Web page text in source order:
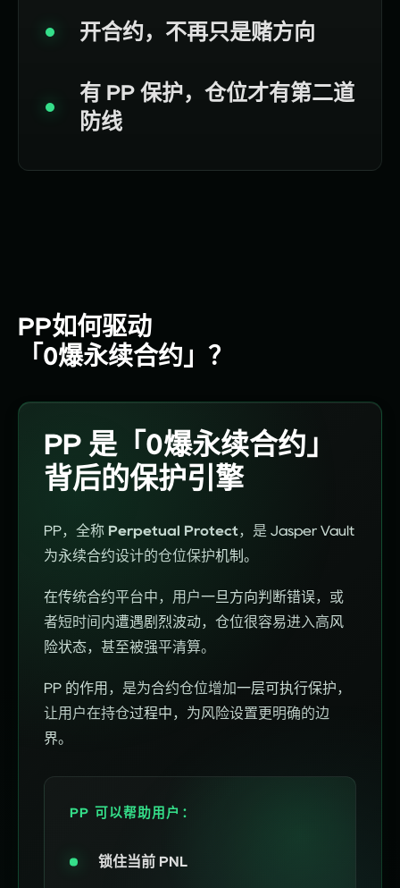
开合约，不再只是赌方向
有 PP 保护，仓位才有第二道
防线
PP如何驱动
「0爆永续合约」？
PP 是「0爆永续合约」
背后的保护引擎
PP， 全称 Perpetual Protect ， 是 Jasper Vault
为永续合约设计的仓位保护机制 。
在传统合约平台中 ， 用户一旦 方向判断错误， 或
者短时间内遭遇剧烈波动， 仓位很容易进 入高风
险状态， 甚至被强平清算。
PP 的作用 ， 是为合约仓位增加 一层 可执行保护 ，
让用 户在持仓过程中 ， 为风 险设置更 明确 的边
界。
PP 可以帮助用户：
锁住当前 PNL